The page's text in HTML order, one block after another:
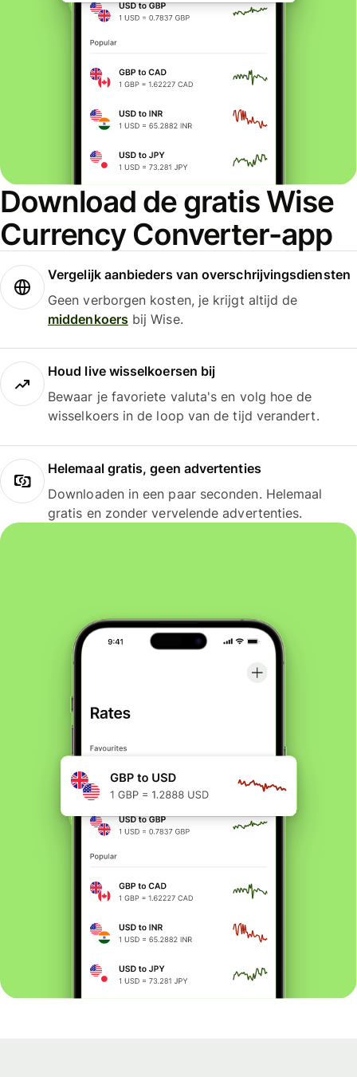
Download de gratis Wise
Currency Converter-app
Vergelijk aanbieders van overschrijvingsdiensten
Geen verborgen kosten, je krijgt altijd de
middenkoersbij Wise.
Houd live wisselkoersen bij
Bewaar je favoriete valuta's en volg hoe de
wisselkoers in de loop van de tijd verandert.
Helemaal gratis, geen advertenties
Downloaden in een paar seconden. Helemaal
gratis en zonder vervelende advertenties.